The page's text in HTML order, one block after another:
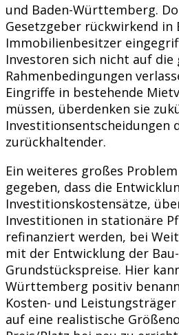
und Baden-Württemberg.
Gesetzgeber rückwirkend
Immobilienbesitzer
Investoren sich nicht auf die
Rahmenbedingungen
Eingriffe in bestehende
müssen, überdenken sie
Investitionsentscheidungen
zurückhaltender.
Ein weiteres großes
gegeben, dass die
Investitionskostensätze,
Investitionen in stationäre
refinanziert werden, bei
mit der Entwicklung der
Grundstückspreise. Hier
Württemberg positiv
Kosten- und
auf eine realistische